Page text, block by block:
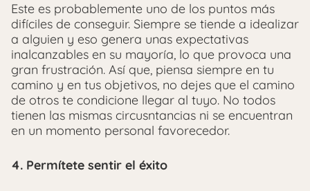
Este es probablemente uno de los puntos más
difíciles de conseguir. Siempre se tiende a idealizar
a alguien y eso genera unas expectativas
inalcanzables en su mayoría, lo que provoca una
gran frustración. Así que, piensa siempre en tu
camino y en tus objetivos, no dejes que el camino
de otros te condicione llegar al tuyo. No todos
tienen las mismas circusntancias ni se encuentran
en un momento personal favorecedor.
4. Permítete sentir el éxito